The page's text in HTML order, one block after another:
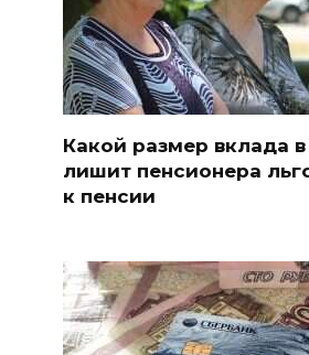
Какой размер вклада
лишит пенсионера
к пенсии